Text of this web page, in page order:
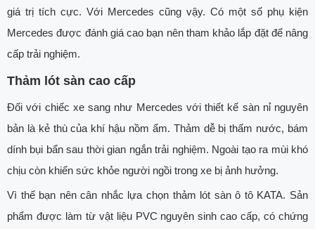
giá trị tích cực. Với Mercedes cũng vậy. Có một số phụ kiện
Mercedes được đánh giá cao bạn nên tham khảo lắp đặt để nâng
cấp trải nghiệm.
Thảm lót sàn cao cấp
Đối với chiếc xe sang như Mercedes với thiết kế sàn nỉ nguyên
bản là kẻ thù của khí hậu nồm ẩm. Thảm dễ bị thấm nước, bám
dính bụi bẩn sau thời gian ngắn trải nghiệm. Ngoài tạo ra mùi khó
chịu còn khiến sức khỏe người ngồi trong xe bị ảnh hưởng.
Vì thế bạn nên cân nhắc lựa chọn thảm lót sàn ô tô KATA. Sản
phẩm được làm từ vật liệu PVC nguyên sinh cao cấp, có chứng